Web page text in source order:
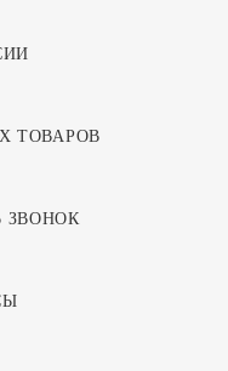
ТОВАРОВ
ЗВОНОК